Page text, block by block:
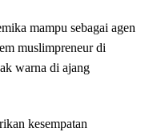
mampu sebagai agen
muslimpreneur di
warna di ajang
kesempatan